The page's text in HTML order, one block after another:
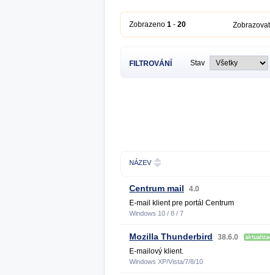
Zobrazeno 1 - 20
FILTROVÁNÍ Stav
NÁZEV
Centrum mail
4.0
E-mail klient pre portál Centrum
Windows 10 / 8 / 7
Mozilla Thunderbird
38.6.0
E-mailový klient.
Windows XP/Vista/7/8/10